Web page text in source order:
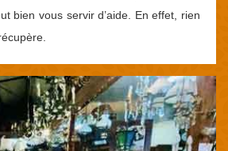
bien vous servir d’aide. En effet, rien